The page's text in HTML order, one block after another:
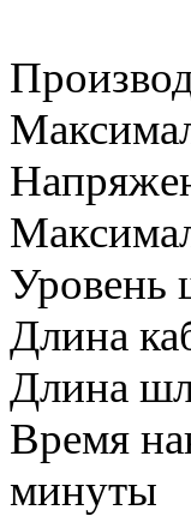
Уровень
Длина
Длина
Время
минуты